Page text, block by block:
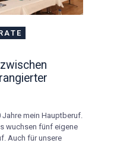
mein Hauptberuf.
wuchsen fünf eigene
Auch für unsere